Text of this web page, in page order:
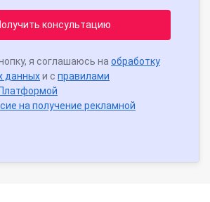
консультацию
я соглашаюсь на обработку
данныхи с правилами
на получение рекламной